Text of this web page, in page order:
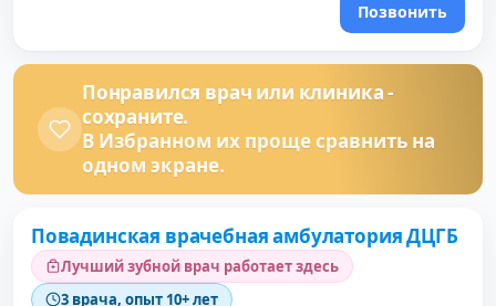
Позвонить
Понравился врач или клиника -
сохраните.
В Избранном их проще сравнить на
одном экране.
Повадинская врачебная амбулатория ДЦГБ
Лучший зубной врач работает здесь
3 врача, опыт 10+ лет